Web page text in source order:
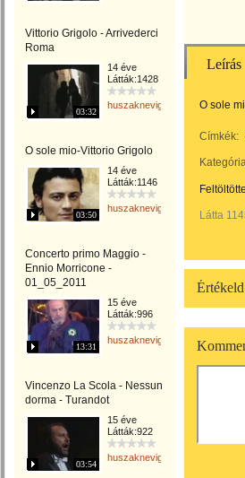
Vittorio Grigolo - Arrivederci
Roma
03:32
14 éve
Látták:1428
huszaknevighgabriella
O sole mio-Vittorio Grigolo
03:50
14 éve
Látták:1146
huszaknevighgabriella
Concerto primo Maggio -
Ennio Morricone -
01_05_2011
13:31
15 éve
Látták:996
huszaknevighgabriella
Vincenzo La Scola - Nessun
dorma - Turandot
03:54
15 éve
Látták:922
huszaknevighgabriella
Leírás
O sole
Címkék:
Látta